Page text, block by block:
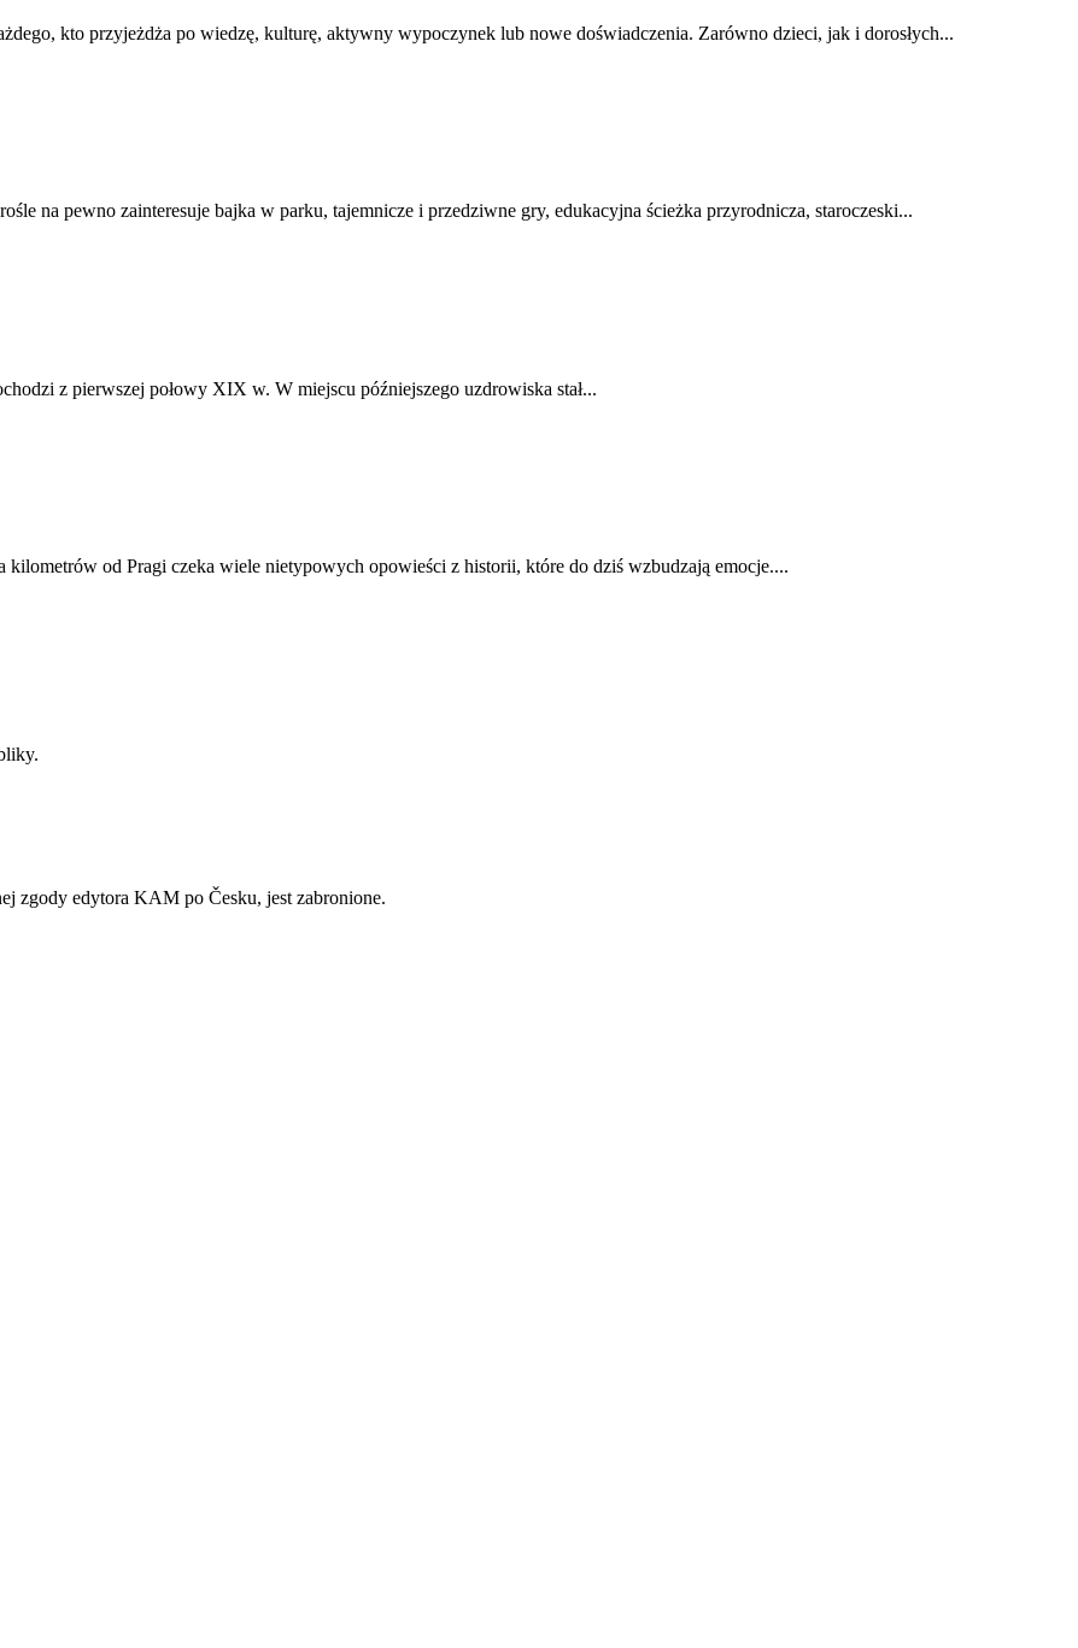
kto przyjeżdża po wiedzę, kulturę, aktywny wypoczynek lub nowe doświadczenia. Zarówno dzieci, jak i dorosłych...
na pewno zainteresuje bajka w parku, tajemnicze i przedziwne gry, edukacyjna ścieżka przyrodnicza, staroczeski...
z pierwszej połowy XIX w. W miejscu późniejszego uzdrowiska stał...
od Pragi czeka wiele nietypowych opowieści z historii, które do dziś wzbudzają emocje....
zgody edytora KAM po Česku, jest zabronione.